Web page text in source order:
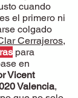
cuando
el primero ni
colgado
Cerrajeros,
para
en
Vicent
Valencia,